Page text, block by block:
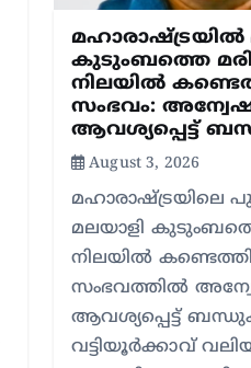
മഹാരാഷ്ട്രയിൽ
കുടുംബത്തെ
നിലയിൽ
സംഭവം:
ആവശ്യപ്പെട്ട്
August 3, 2026
മഹാരാഷ്ട്രയിലെ
മലയാളി
നിലയിൽ
സംഭവത്തിൽ
ആവശ്യപ്പെട്ട്
വട്ടിയൂർക്കാവ്